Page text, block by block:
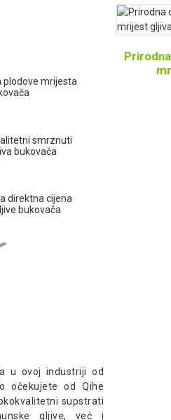
plodove mrijesta
smrznuti
bukovača
direktna cijena
bukovača
Ostreatu mrijest
visok
bukovače
u ovoj industriji od
očekujete od Qihe
supstrati
gljive, već i